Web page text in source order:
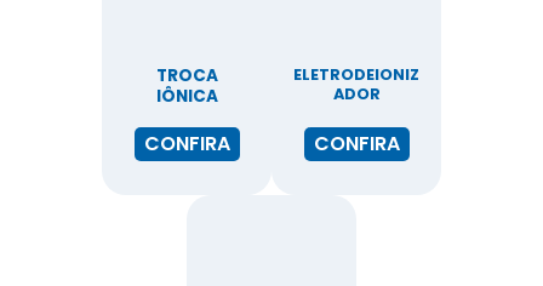
TROCA
IÔNICA
CONFIRA
ELETRODEIONIZ
ADOR
CONFIRA